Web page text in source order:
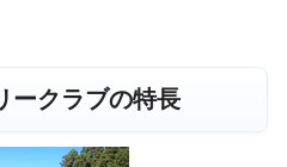
ークラブの特長